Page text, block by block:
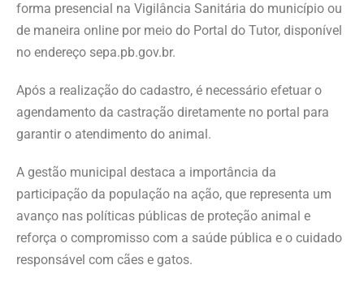
forma presencial na Vigilância Sanitária do município ou
de maneira online por meio do Portal do Tutor, disponível
no endereço sepa.pb.gov.br.
Após a realização do cadastro, é necessário efetuar o
agendamento da castração diretamente no portal para
garantir o atendimento do animal.
A gestão municipal destaca a importância da
participação da população na ação, que representa um
avanço nas políticas públicas de proteção animal e
reforça o compromisso com a saúde pública e o cuidado
responsável com cães e gatos.